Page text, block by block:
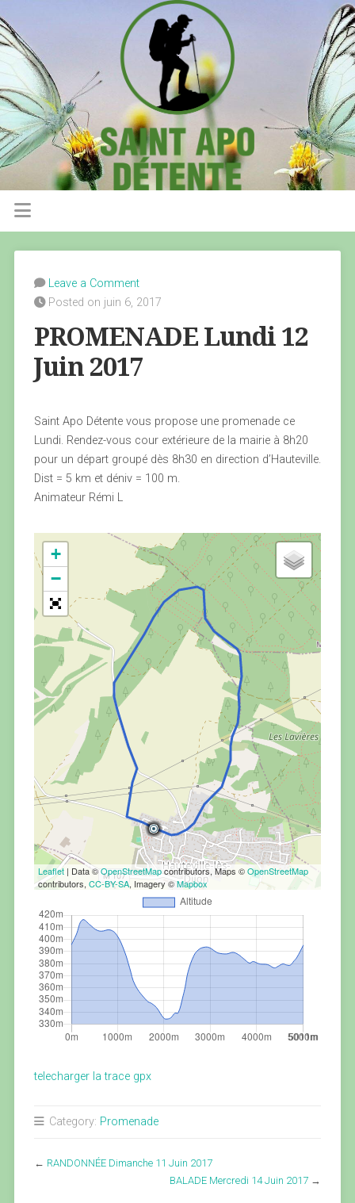
Leave a Comment
Posted on juin 6, 2017
PROMENADE Lundi 12
Juin 2017
Saint Apo Détente vous propose une promenade ce
Lundi. Rendez-vous cour extérieure de la mairie à 8h20
pour un départ groupé dès 8h30 en direction d’Hauteville.
Dist = 5 km et déniv = 100 m.
Animateur Rémi L
+
−
Leaflet| Data ©OpenStreetMapcontributors, Maps ©OpenStreetMap
contributors, CC-BY-SA, Imagery ©Mapbox
telecharger la trace gpx
Category: Promenade
← RANDONNÉE Dimanche 11 Juin 2017
BALADE Mercredi 14 Juin 2017 →